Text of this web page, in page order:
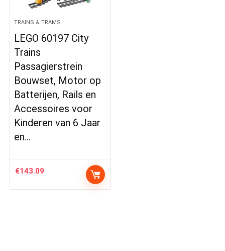
TRAINS & TRAMS
LEGO 60197 City
Trains
Passagierstrein
Bouwset, Motor op
Batterijen, Rails en
Accessoires voor
Kinderen van 6 Jaar
en…
€143.09